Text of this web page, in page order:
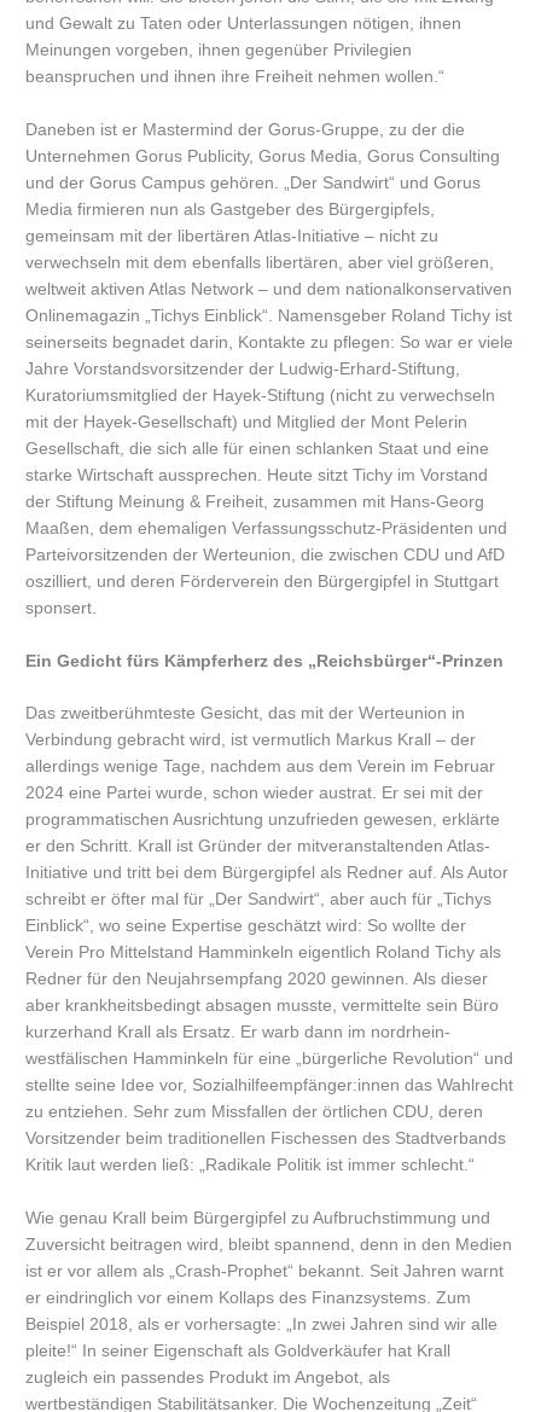
und Gewalt zu Taten oder Unterlassungen nötigen, ihnen
Meinungen vorgeben, ihnen gegenüber Privilegien
beanspruchen und ihnen ihre Freiheit nehmen wollen.“
Daneben ist er Mastermind der Gorus-Gruppe, zu der die
Unternehmen Gorus Publicity, Gorus Media, Gorus Consulting
und der Gorus Campus gehören. „Der Sandwirt“ und Gorus
Media firmieren nun als Gastgeber des Bürgergipfels,
gemeinsam mit der libertären Atlas-Initiative – nicht zu
verwechseln mit dem ebenfalls libertären, aber viel größeren,
weltweit aktiven Atlas Network – und dem nationalkonservativen
Onlinemagazin „Tichys Einblick“. Namensgeber Roland Tichy ist
seinerseits begnadet darin, Kontakte zu pflegen: So war er viele
Jahre Vorstandsvorsitzender der Ludwig-Erhard-Stiftung,
Kuratoriumsmitglied der Hayek-Stiftung (nicht zu verwechseln
mit der Hayek-Gesellschaft) und Mitglied der Mont Pelerin
Gesellschaft, die sich alle für einen schlanken Staat und eine
starke Wirtschaft aussprechen. Heute sitzt Tichy im Vorstand
der Stiftung Meinung & Freiheit, zusammen mit Hans-Georg
Maaßen, dem ehemaligen Verfassungsschutz-Präsidenten und
Parteivorsitzenden der Werteunion, die zwischen CDU und AfD
oszilliert, und deren Förderverein den Bürgergipfel in Stuttgart
sponsert.
Ein Gedicht fürs Kämpferherz des „Reichsbürger“-Prinzen
Das zweitberühmteste Gesicht, das mit der Werteunion in
Verbindung gebracht wird, ist vermutlich Markus Krall – der
allerdings wenige Tage, nachdem aus dem Verein im Februar
2024 eine Partei wurde, schon wieder austrat. Er sei mit der
programmatischen Ausrichtung unzufrieden gewesen, erklärte
er den Schritt. Krall ist Gründer der mitveranstaltenden Atlas-
Initiative und tritt bei dem Bürgergipfel als Redner auf. Als Autor
schreibt er öfter mal für „Der Sandwirt“, aber auch für „Tichys
Einblick“, wo seine Expertise geschätzt wird: So wollte der
Verein Pro Mittelstand Hamminkeln eigentlich Roland Tichy als
Redner für den Neujahrsempfang 2020 gewinnen. Als dieser
aber krankheitsbedingt absagen musste, vermittelte sein Büro
kurzerhand Krall als Ersatz. Er warb dann im nordrhein-
westfälischen Hamminkeln für eine „bürgerliche Revolution“ und
stellte seine Idee vor, Sozialhilfeempfänger:innen das Wahlrecht
zu entziehen. Sehr zum Missfallen der örtlichen CDU, deren
Vorsitzender beim traditionellen Fischessen des Stadtverbands
Kritik laut werden ließ: „Radikale Politik ist immer schlecht.“
Wie genau Krall beim Bürgergipfel zu Aufbruchstimmung und
Zuversicht beitragen wird, bleibt spannend, denn in den Medien
ist er vor allem als „Crash-Prophet“ bekannt. Seit Jahren warnt
er eindringlich vor einem Kollaps des Finanzsystems. Zum
Beispiel 2018, als er vorhersagte: „In zwei Jahren sind wir alle
pleite!“ In seiner Eigenschaft als Goldverkäufer hat Krall
zugleich ein passendes Produkt im Angebot, als
wertbeständigen Stabilitätsanker. Die Wochenzeitung „Zeit“